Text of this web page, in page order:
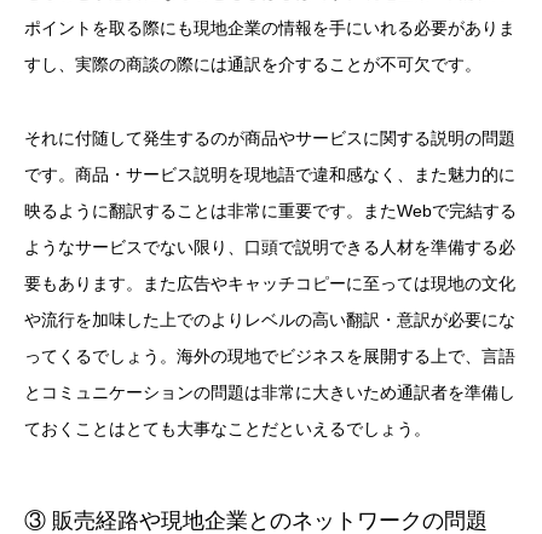
ポイントを取る際にも現地企業の情報を手にいれる必要がありま
すし、実際の商談の際には通訳を介することが不可欠です。
それに付随して発生するのが商品やサービスに関する説明の問題
です。商品・サービス説明を現地語で違和感なく、また魅力的に
映るように翻訳することは非常に重要です。またWebで完結する
ようなサービスでない限り、口頭で説明できる人材を準備する必
要もあります。また広告やキャッチコピーに至っては現地の文化
や流行を加味した上でのよりレベルの高い翻訳・意訳が必要にな
ってくるでしょう。海外の現地でビジネスを展開する上で、言語
とコミュニケーションの問題は非常に大きいため通訳者を準備し
ておくことはとても大事なことだといえるでしょう。
③ 販売経路や現地企業とのネットワークの問題